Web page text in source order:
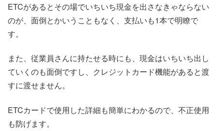
ETCがあるとその場でいちいち現金を出さなきゃならない
のが、面倒とかいうこともなく、支払いも1本で明瞭で
す。
また、従業員さんに持たせる時にも、現金はいちいち出し
ていくのも面倒ですし、クレジットカード機能があると渡
すに渡せません。
ETCカードで使用した詳細も簡単にわかるので、不正使用
も防げます。